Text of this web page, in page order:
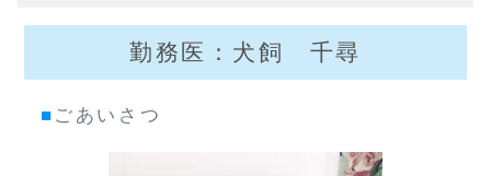
勤務医：犬飼 千尋
■ ごあいさつ